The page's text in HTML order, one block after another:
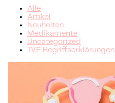
Alle
Artikel
Neuheiten
Medikamente
Uncategorized
IVF Begriffserklärungen